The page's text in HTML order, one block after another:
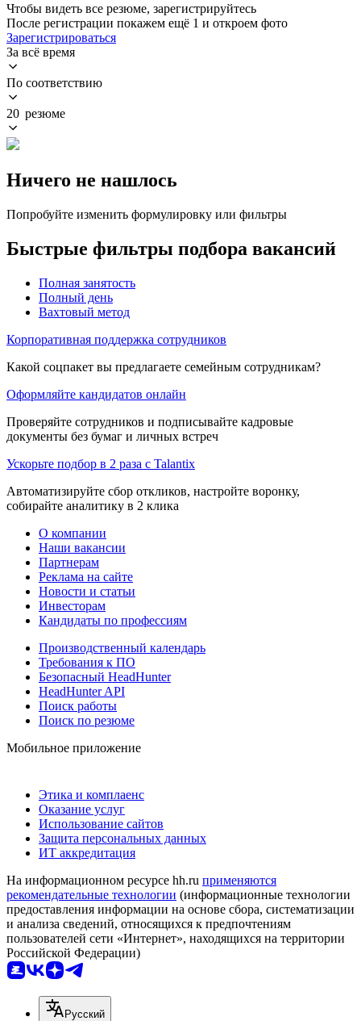
Чтобы видеть все резюме, зарегистрируйтесь
После регистрации покажем ещё 1 и откроем фото
Зарегистрироваться
За всё время
По соответствию
20 резюме
Ничего не нашлось
Попробуйте изменить формулировку или фильтры
Быстрые фильтры подбора вакансий
Полная занятость
Полный день
Вахтовый метод
Корпоративная поддержка сотрудников
Какой соцпакет вы предлагаете семейным сотрудникам?
Оформляйте кандидатов онлайн
Проверяйте сотрудников и подписывайте кадровые
документы без бумаг и личных встреч
Ускорьте подбор в 2 раза с Talantix
Автоматизируйте сбор откликов, настройте воронку,
собирайте аналитику в 2 клика
О компании
Наши вакансии
Партнерам
Реклама на сайте
Новости и статьи
Инвесторам
Кандидаты по профессиям
Производственный календарь
Требования к ПО
Безопасный HeadHunter
HeadHunter API
Поиск работы
Поиск по резюме
Мобильное приложение
Этика и комплаенс
Оказание услуг
Использование сайтов
Защита персональных данных
ИТ аккредитация
На информационном ресурсе hh.ru применяются
рекомендательные технологии (информационные технологии
предоставления информации на основе сбора, систематизации
и анализа сведений, относящихся к предпочтениям
пользователей сети «Интернет», находящихся на территории
Российской Федерации)
Русский